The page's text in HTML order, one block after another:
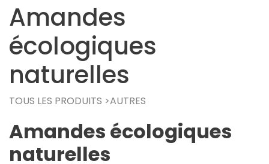
Amandes
écologiques
naturelles
TOUS LES PRODUITS AUTRES
Amandes écologiques
naturelles